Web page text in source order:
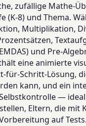
zufällige Mathe-
(K-8) und Thema.
Multiplikation,
und Pre-
eine animierte
für-Schritt-Lösung,
kann, und ein
—
Eltern, die mit
auf Tests.